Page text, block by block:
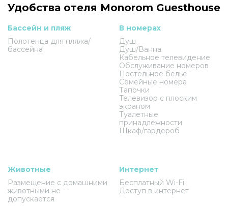
Удобства отеля Monorom Guesthouse
Бассейн и пляж
Полотенца для пляжа/
бассейна
В номерах
Душ
Душ/Ванна
Кабельное телевидение
Обслуживание номеров
Постельное белье
Семейные номера
Тапочки
Телевизор с плоским
экраном
Туалетные
принадлежности
Шкаф/гардероб
Животные
Размещение с домашними
животными не
допускается
Интернет
Бесплатный Wi-Fi
Доступ в интернет